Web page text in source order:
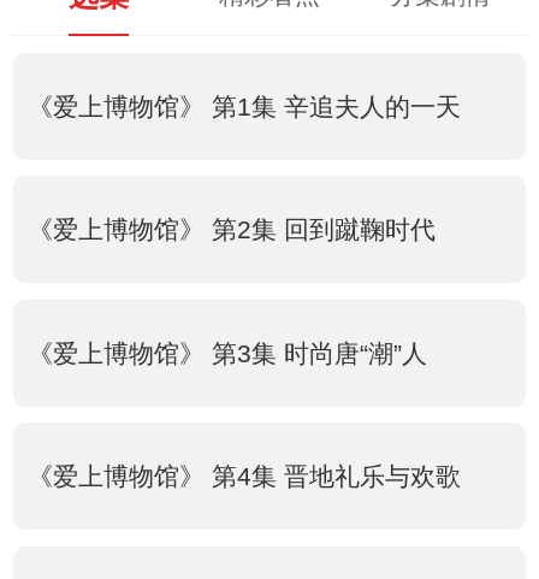
《爱上博物馆》 第1集 辛追夫人的一天
《爱上博物馆》 第2集 回到蹴鞠时代
《爱上博物馆》 第3集 时尚唐“潮”人
《爱上博物馆》 第4集 晋地礼乐与欢歌